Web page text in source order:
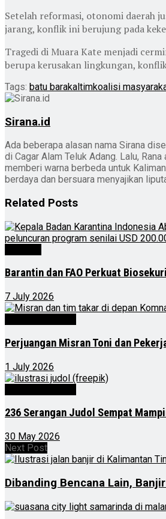
Setelah reformasi, otonomi daerah
jarang, konflik ini berujung pada
Tragedi di Muara Kate menjadi
berupa kerusakan lingkungan,
Tags: batu barakaltimkoalisi
Sirana.id
Ada beberapa alasan nama Sirana
di Cagar Alam Teluk Adang. Lalu,
memberi warna berbeda untuk
berdaya dan bersuara menyajikan
Related Posts
Barantin dan FAO Perkuat
7 July 2026
Perjuangan Misran Toni dan
1 July 2026
236 Serangan Judol Sempat
30 May 2026
Next Post
Dibanding Bencana Lain,